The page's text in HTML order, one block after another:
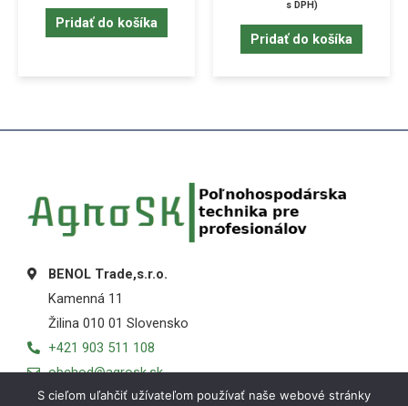
Pridať do košíka
s DPH)
Pridať do košíka
BENOL Trade,s.r.o.
Kamenná 11
Žilina 010 01 Slovensko
+421 903 511 108
obchod@agrosk.sk
S cieľom uľahčiť užívateľom používať naše webové stránky